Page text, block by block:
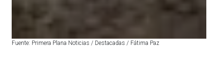
Fuente: Primera Plana Noticias / Destacadas / Fátima Paz